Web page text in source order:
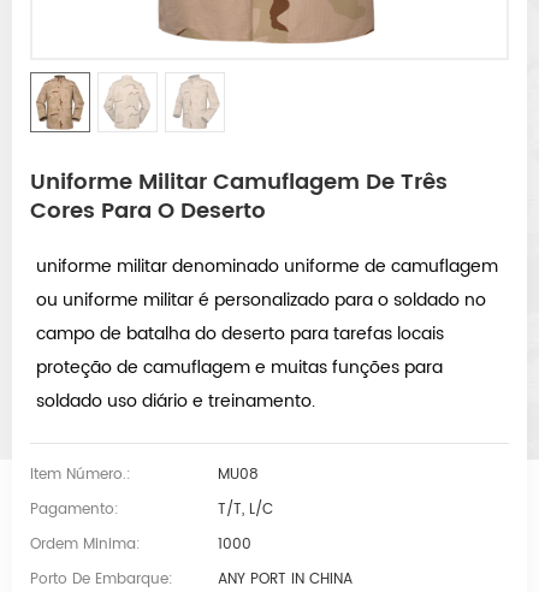
Uniforme Militar Camuflagem De Três
Cores Para O Deserto
uniforme militar denominado uniforme de camuflagem
ou uniforme militar é personalizado para o soldado no
campo de batalha do deserto para tarefas locais
proteção de camuflagem e muitas funções para
soldado uso diário e treinamento.
Item Número.:
MU08
Pagamento:
T/T, L/C
Ordem Minima:
1000
Porto De Embarque:
ANY PORT IN CHINA